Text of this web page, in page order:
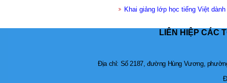
Khai giảng lớp học tiếng Việt
LIÊN HIỆP CÁC
Địa chỉ: Số 2187, đường Hùng Vương,